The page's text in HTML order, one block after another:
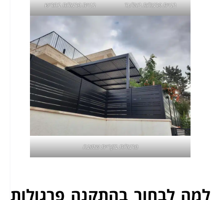
בניית פרגולות באלעד בנייתפרגולות בחריש
פרגולות בקריית שמונה
למה לבחור בהתקנה פרגולות